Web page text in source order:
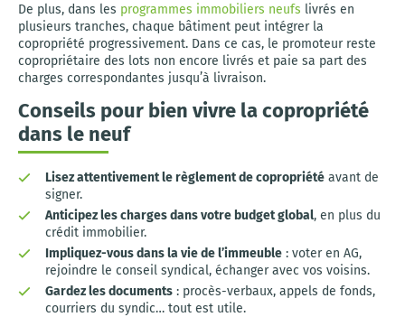
De plus, dans les programmes immobiliers neufs livrés en
plusieurs tranches, chaque bâtiment peut intégrer la
copropriété progressivement. Dans ce cas, le promoteur reste
copropriétaire des lots non encore livrés et paie sa part des
charges correspondantes jusqu’à livraison.
Conseils pour bien vivre la copropriété
dans le neuf
Lisez attentivement le règlement de copropriété avant de
signer.
Anticipez les charges dans votre budget global, en plus du
crédit immobilier.
Impliquez-vous dans la vie de l’immeuble : voter en AG,
rejoindre le conseil syndical, échanger avec vos voisins.
Gardez les documents : procès-verbaux, appels de fonds,
courriers du syndic… tout est utile.